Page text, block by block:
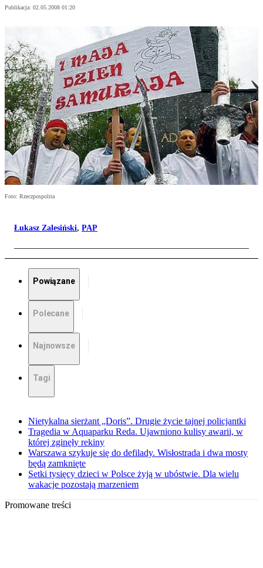
Publikacja: 02.05.2008 01:20
Foto: Rzeczpospolita
Łukasz Zalesiński, PAP
Powiązane
Polecane
Najnowsze
Tagi
Nietykalna sierżant „Doris”. Drugie życie tajnej policjantki
Tragedia w Aquaparku Reda. Ujawniono kulisy awarii, w
której zginęły rekiny
Warszawa szykuje się do defilady. Wisłostrada i dwa mosty
będą zamknięte
Setki tysięcy dzieci w Polsce żyją w ubóstwie. Dla wielu
wakacje pozostają marzeniem
Promowane treści